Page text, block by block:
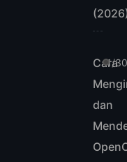
1/
Cara
dan